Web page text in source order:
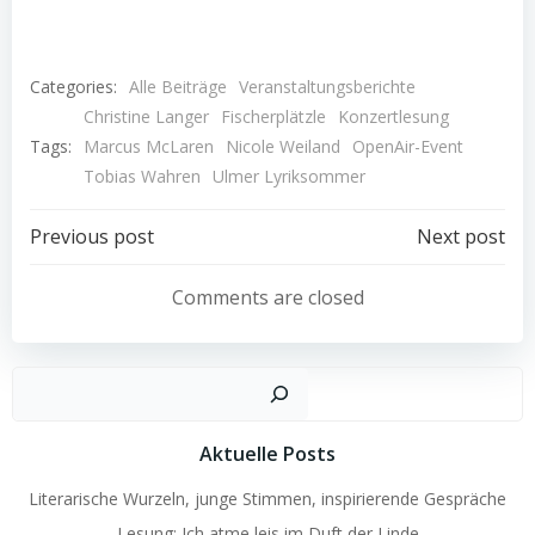
Categories: Alle Beiträge Veranstaltungsberichte
Tags:
Christine Langer Fischerplätzle
Konzertlesung
Marcus McLaren
Nicole Weiland
OpenAir-Event
Tobias Wahren
Ulmer Lyriksommer
Post
navigation
Previous post
navigation
Next post
Comments are closed
Aktuelle Posts
Literarische Wurzeln, junge Stimmen, inspirierende Gespräche